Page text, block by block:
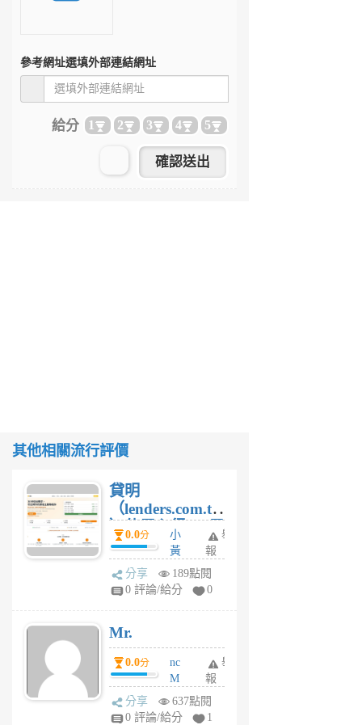
參考網址選填外部連結網址
給分 1 2 3 4 5
其他相關流行評價
貸明
（lenders.com.tw
）使用心得 — 民
間貸款比較平台
體驗
0.0分
小
黃
蜂
1
舉
報
分享
189點閱
0 評論/給分
0
Mr.
0.0分
nc
M
U
F
舉
報
分享
637點閱
0 評論/給分
1